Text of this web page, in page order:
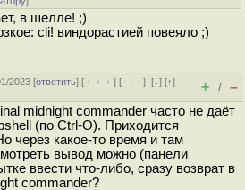
в шелле! ;)
cli! виндорастией повеяло ;)
2023 [ответить] [ ﹢﹢﹢] [ · · ·][↓] [↑]
+ / –
midnight commander часто не даёт
(по Ctrl-O). Приходится
через какое-то время и там
вывод можно (панели
ввести что-либо, сразу возврат в
commander?